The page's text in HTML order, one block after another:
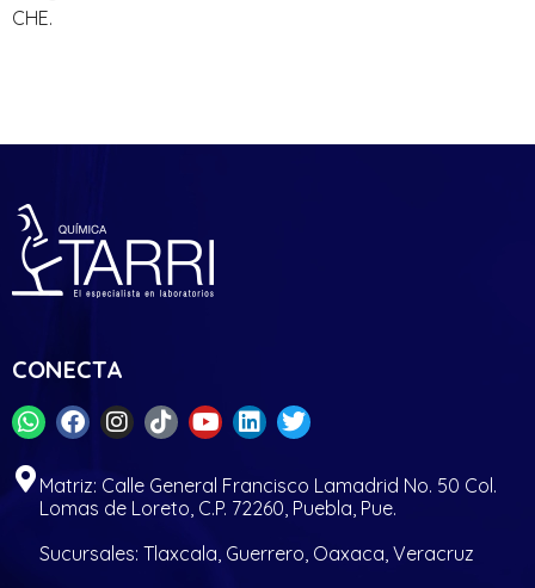
CHE.
CONECTA
Matriz: Calle General Francisco Lamadrid No. 50 Col.
Lomas de Loreto, C.P. 72260, Puebla, Pue.
Sucursales: Tlaxcala, Guerrero, Oaxaca, Veracruz